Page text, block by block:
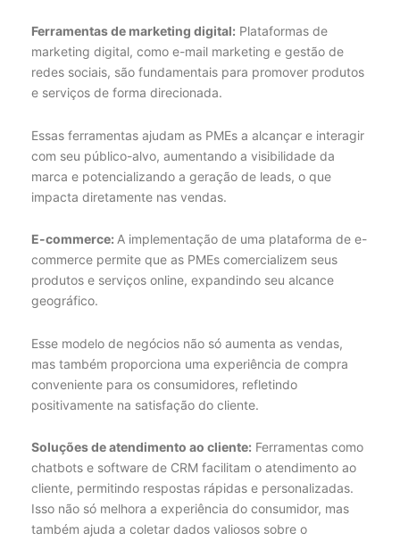
Ferramentas de marketing digital: Plataformas de
marketing digital, como e-mail marketing e gestão de
redes sociais, são fundamentais para promover produtos
e serviços de forma direcionada.
Essas ferramentas ajudam as PMEs a alcançar e interagir
com seu público-alvo, aumentando a visibilidade da
marca e potencializando a geração de leads, o que
impacta diretamente nas vendas.
E-commerce: A implementação de uma plataforma de e-
commerce permite que as PMEs comercializem seus
produtos e serviços online, expandindo seu alcance
geográfico.
Esse modelo de negócios não só aumenta as vendas,
mas também proporciona uma experiência de compra
conveniente para os consumidores, refletindo
positivamente na satisfação do cliente.
Soluções de atendimento ao cliente: Ferramentas como
chatbots e software de CRM facilitam o atendimento ao
cliente, permitindo respostas rápidas e personalizadas.
Isso não só melhora a experiência do consumidor, mas
também ajuda a coletar dados valiosos sobre o